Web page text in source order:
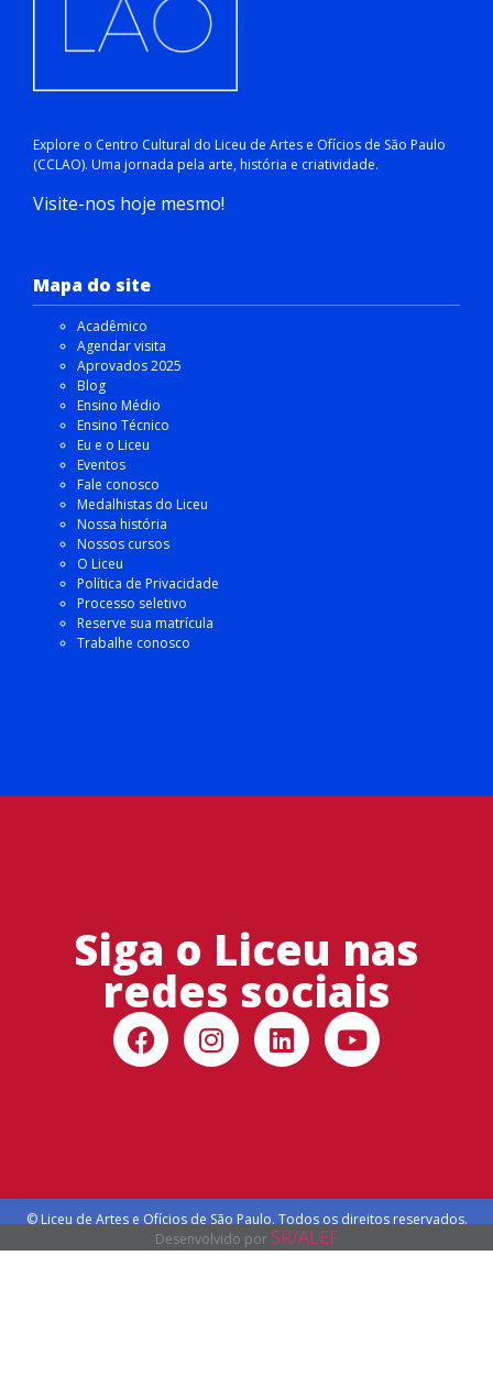
Explore o Centro Cultural do Liceu de Artes e Ofícios de São Paulo
(CCLAO). Uma jornada pela arte, história e criatividade.
Visite-nos hoje mesmo!
Mapa do site
Acadêmico
Agendar visita
Aprovados 2025
Blog
Ensino Médio
Ensino Técnico
Eu e o Liceu
Eventos
Fale conosco
Medalhistas do Liceu
Nossa história
Nossos cursos
O Liceu
Política de Privacidade
Processo seletivo
Reserve sua matrícula
Trabalhe conosco
Siga o Liceu nas
redes sociais
© Liceu de Artes e Ofícios de São Paulo. Todos os direitos reservados.
Desenvolvido por SR/ALEF